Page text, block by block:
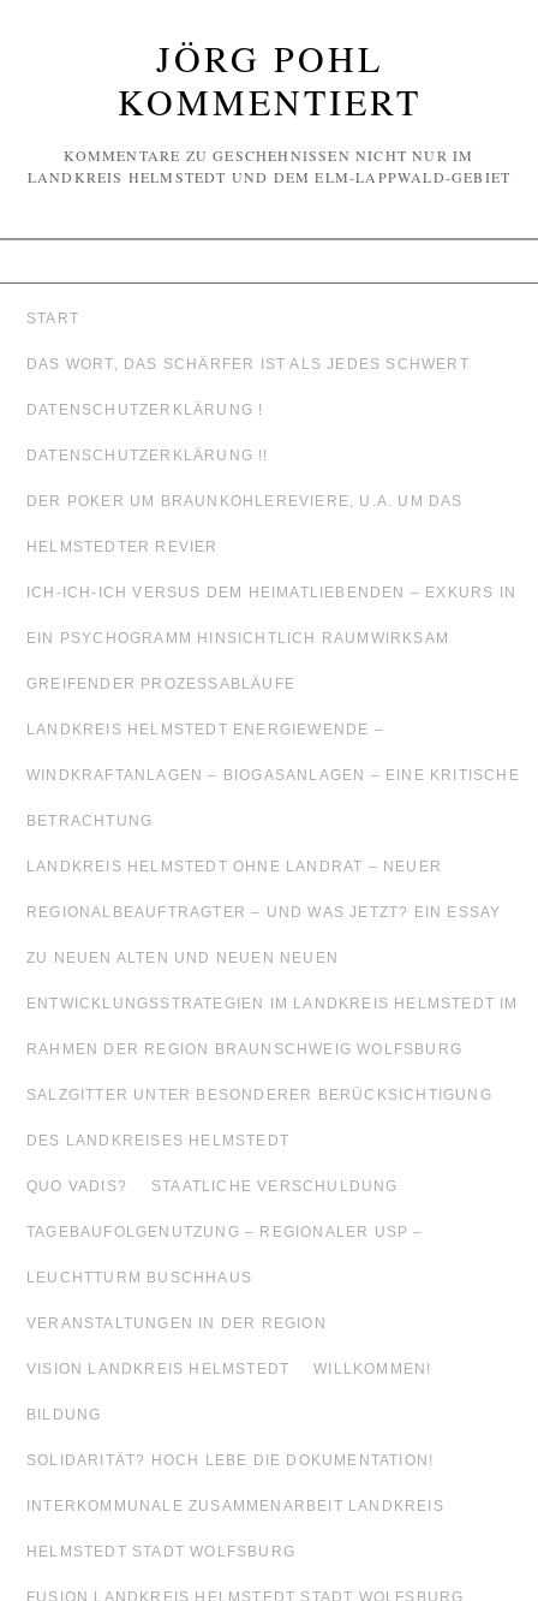
JÖRG POHL
KOMMENTIERT
KOMMENTARE ZU GESCHEHNISSEN NICHT NUR IM
LANDKREIS HELMSTEDT UND DEM ELM-LAPPWALD-GEBIET
START
DAS WORT, DAS SCHÄRFER IST ALS JEDES SCHWERT
DATENSCHUTZERKLÄRUNG !
DATENSCHUTZERKLÄRUNG !!
DER POKER UM BRAUNKOHLEREVIERE, U.A. UM DAS
HELMSTEDTER REVIER
ICH-ICH-ICH VERSUS DEM HEIMATLIEBENDEN – EXKURS IN
EIN PSYCHOGRAMM HINSICHTLICH RAUMWIRKSAM
GREIFENDER PROZESSABLÄUFE
LANDKREIS HELMSTEDT ENERGIEWENDE –
WINDKRAFTANLAGEN – BIOGASANLAGEN – EINE KRITISCHE
BETRACHTUNG
LANDKREIS HELMSTEDT OHNE LANDRAT – NEUER
REGIONALBEAUFTRAGTER – UND WAS JETZT? EIN ESSAY
ZU NEUEN ALTEN UND NEUEN NEUEN
ENTWICKLUNGSSTRATEGIEN IM LANDKREIS HELMSTEDT IM
RAHMEN DER REGION BRAUNSCHWEIG WOLFSBURG
SALZGITTER UNTER BESONDERER BERÜCKSICHTIGUNG
DES LANDKREISES HELMSTEDT
QUO VADIS? STAATLICHE VERSCHULDUNG
TAGEBAUFOLGENUTZUNG – REGIONALER USP –
LEUCHTTURM BUSCHHAUS
VERANSTALTUNGEN IN DER REGION
VISION LANDKREIS HELMSTEDT WILLKOMMEN!
BILDUNG
SOLIDARITÄT? HOCH LEBE DIE DOKUMENTATION!
INTERKOMMUNALE ZUSAMMENARBEIT LANDKREIS
HELMSTEDT STADT WOLFSBURG
FUSION LANDKREIS HELMSTEDT STADT WOLFSBURG